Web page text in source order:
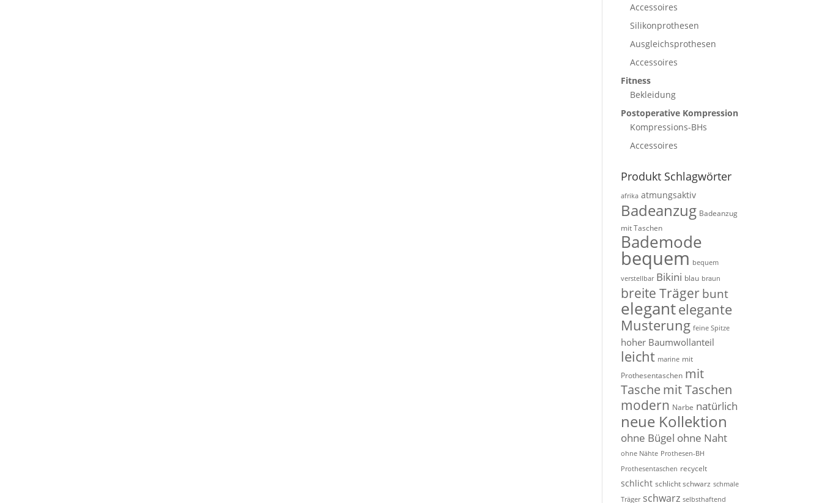
Accessoires
Silikonprothesen
Ausgleichsprothesen
Accessoires
Fitness
Bekleidung
Postoperative Kompression
Kompressions-BHs
Accessoires
Produkt Schlagwörter
afrika atmungsaktiv
Badeanzug Badeanzug
mit Taschen
Bademode
bequem bequem
verstellbar Bikini blau braun
breite Trägerbunt
elegantelegante
Musterung feine Spitze
hoher Baumwollanteil
leicht marine mit
Prothesentaschen mit
Taschemit Taschen
modern Narbe natürlich
neue Kollektion
ohne Bügel ohne Naht
ohne Nähte Prothesen-BH
Prothesentaschen recycelt
schlicht schlicht schwarz schmale
Träger schwarz selbsthaftend